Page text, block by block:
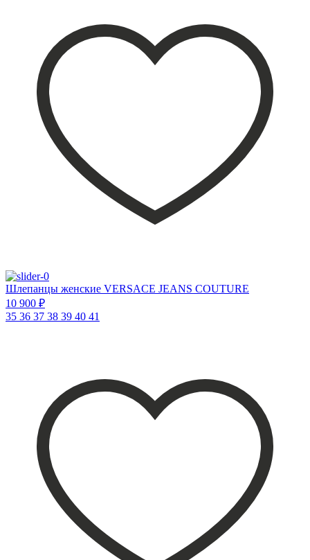
Шлепанцы женские VERSACE JEANS COUTURE
10 900 ₽
35 36 37 38 39 40 41